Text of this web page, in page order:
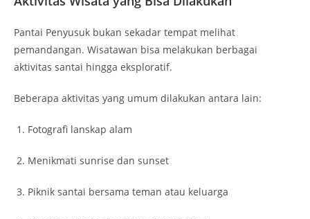
Pantai Penyusuk bukan sekadar tempat melihat
pemandangan. Wisatawan bisa melakukan berbagai
aktivitas santai hingga eksploratif.
Beberapa aktivitas yang umum dilakukan antara lain:
Fotografi lanskap alam
Menikmati sunrise dan sunset
Piknik santai bersama teman atau keluarga